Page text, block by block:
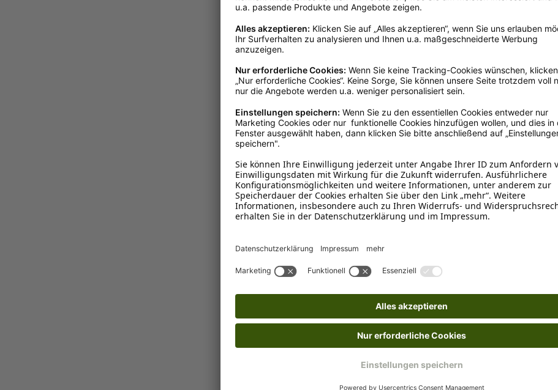
Laroy Group
Garden Bites Fruity Dental
Groovies
Sofort verfügbar, Lieferzeit:
1-3 Tage
Ab7,19 €*
Ins Körbchen
Laroy Group
Kausnack Garden Bites
Sofort verfügbar, Lieferzeit:
Ab6,29 €*
Mengenrabatte
Ins Körbchen
Laroy
1-3 Tage
Ab
Laroy Group